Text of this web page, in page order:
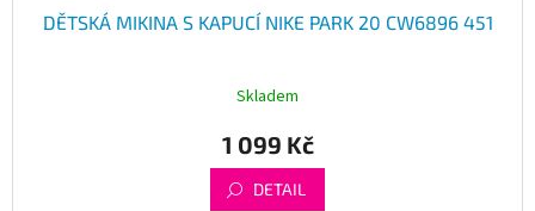
DĚTSKÁ MIKINA S KAPUCÍ NIKE PARK 20 CW6896 451
Skladem
1 099 Kč
DETAIL